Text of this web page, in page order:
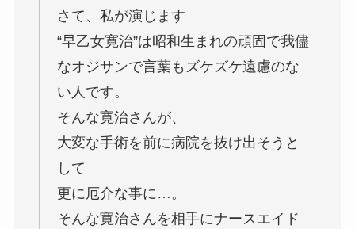
さて、私が演じます
“早乙女寛治”は昭和生まれの頑固で我儘
なオジサンで言葉もズケズケ遠慮のな
い人です。
そんな寛治さんが、
大変な手術を前に病院を抜け出そうと
して
更に厄介な事に…。
そんな寛治さんを相手にナースエイド